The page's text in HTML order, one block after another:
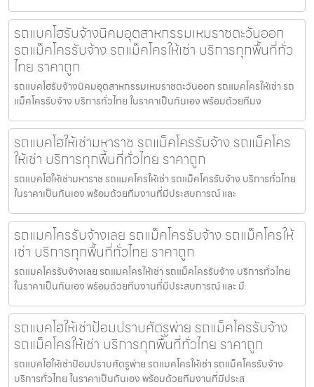
รถแบคโฮรับจ้างนิคมอุตสาหกรรมเหมราชตะวันออก
รถแม็คโครรับจ้าง รถแม็คโครให้เช่า บริการทุกพื้นที่ทั่ว
ไทย ราคาถูก
รถแบคโฮรับจ้างนิคมอุตสาหกรรมเหมราชตะวันออก รถแมคโครให้เช่า รถ
แม็คโครรับจ้าง บริการทั่วไทย ในราคาเป็นกันเอง พร้อมด้วยทีมง
รถแบคโฮให้เช่ามหาราช รถแม็คโครรับจ้าง รถแม็คโคร
ให้เช่า บริการทุกพื้นที่ทั่วไทย ราคาถูก
รถแบคโฮให้เช่ามหาราช รถแมคโครให้เช่า รถแม็คโครรับจ้าง บริการทั่วไทย
ในราคาเป็นกันเอง พร้อมด้วยทีมงานที่มีประสบการณ์ และ
รถแมคโครรับจ้างเลย รถแม็คโครรับจ้าง รถแม็คโครให้
เช่า บริการทุกพื้นที่ทั่วไทย ราคาถูก
รถแมคโครรับจ้างเลย รถแมคโครให้เช่า รถแม็คโครรับจ้าง บริการทั่วไทย
ในราคาเป็นกันเอง พร้อมด้วยทีมงานที่มีประสบการณ์ และ มื
รถแบคโฮให้เช่าป้อมปราบศัตรูพ่าย รถแม็คโครรับจ้าง
รถแม็คโครให้เช่า บริการทุกพื้นที่ทั่วไทย ราคาถูก
รถแบคโฮให้เช่าป้อมปราบศัตรูพ่าย รถแมคโครให้เช่า รถแม็คโครรับจ้าง
บริการทั่วไทย ในราคาเป็นกันเอง พร้อมด้วยทีมงานที่มีประส